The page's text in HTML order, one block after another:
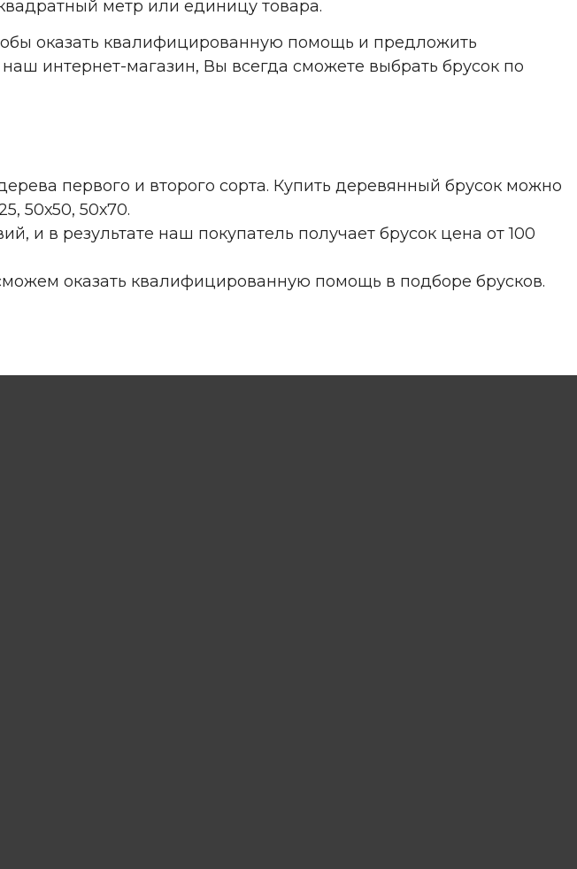
метр или единицу товара.
оказать квалифицированную помощь и предложить
интернет-магазин, Вы всегда сможете выбрать брусок по
первого и второго сорта. Купить деревянный брусок можно
50х50, 50х70.
и в результате наш покупатель получает брусок цена от 100
оказать квалифицированную помощь в подборе брусков.